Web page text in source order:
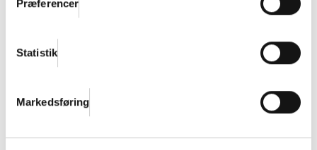
Præferencer
Statistik
Markedsføring